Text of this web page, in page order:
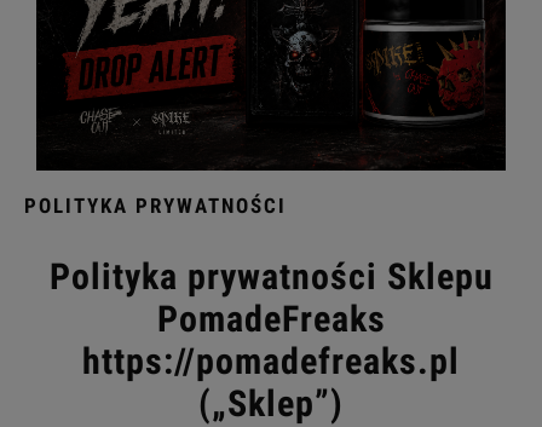
POLITYKA PRYWATNOŚCI
Polityka prywatności Sklepu
PomadeFreaks
https://pomadefreaks.pl
(„Sklep”)